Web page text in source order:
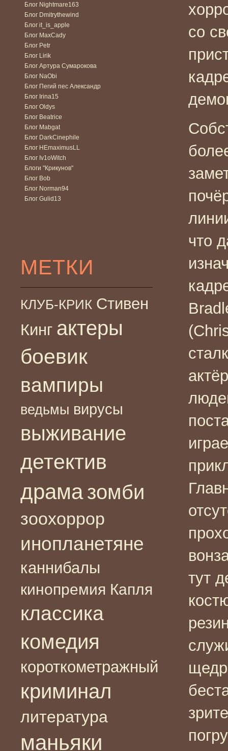
Блог Nightmare163
Блог Dmitrythewind
Блог it_is_apple
Блог MaxCady
Блог Petr
Блог Lirik
Блог Артура Сумарокова
Блог NaObi
Блог Пегий пес Александр
Блог Irina15
Блог Oldys
Блог Beatrice
Блог Mabgat
Блог DarkCinephile
Блог HEmaximusLL
Блог Iv1oWitch
Блоги "Крикунов"
Блог Bob
Блог Norman94
Блог Gulid13
МЕТКИ
КЛУБ-КРИК Стивен
Кинг актеры
боевик
вампиры
ведьмы вирусы
выживание
детектив
драма зомби
зоохоррор
инопланетяне
каннибалы
кинопремия Капля
классика
комедия
короткометражный
криминал
литература
маньяки
со
что
тут